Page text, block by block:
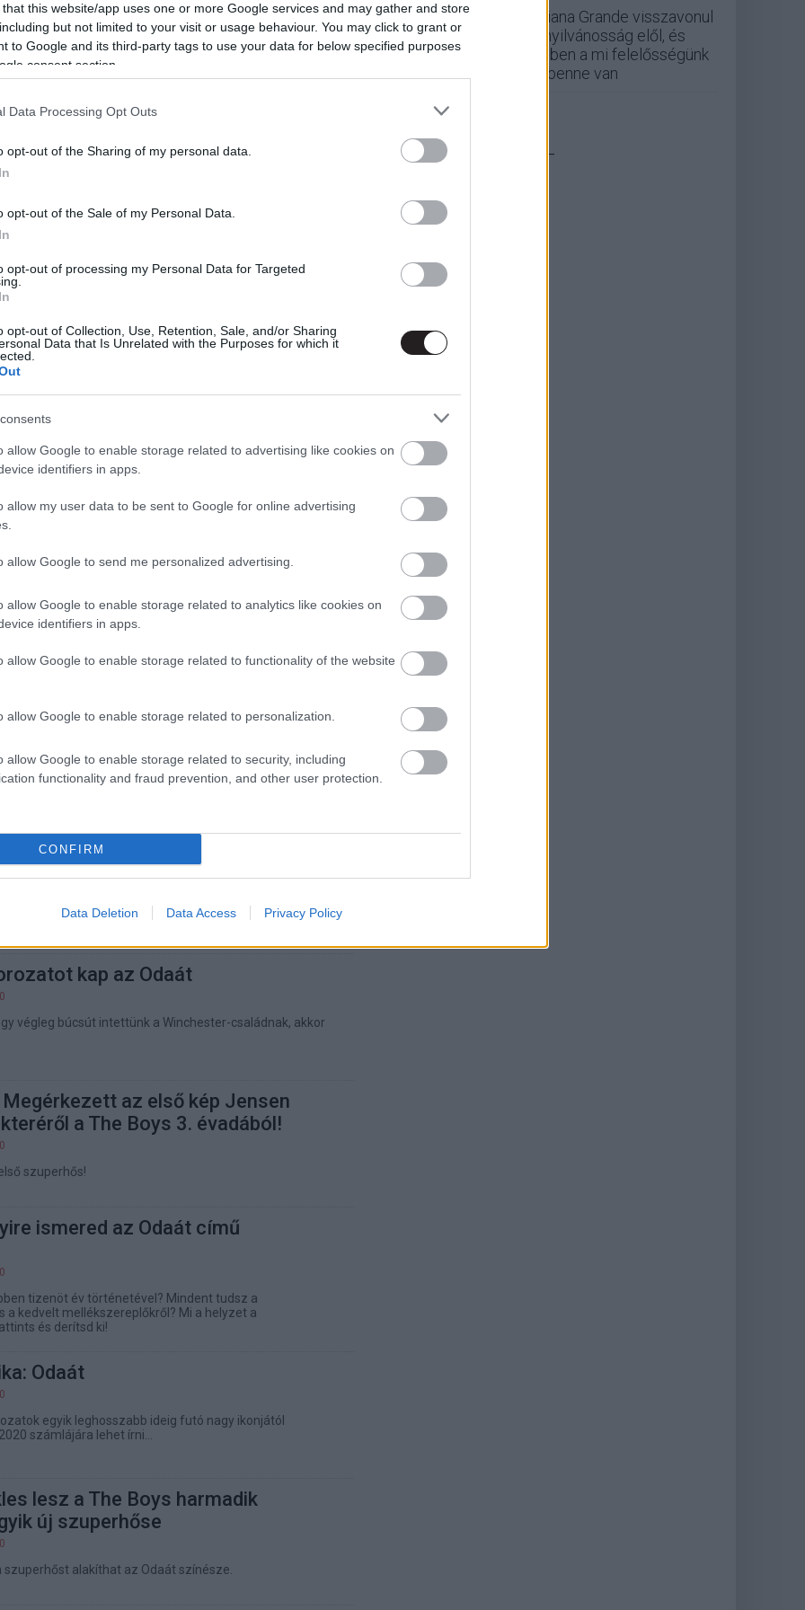
that this website/app uses one or more Google services and may gather and store
but not limited to your visit or usage behaviour. You may click to grant or
to Google and its third-party tags to use your data for below specified purposes
consent section.
Data Processing Opt Outs
opt-out of the Sharing of my personal data.
opt-out of the Sale of my Personal Data.
opt-out of processing my Personal Data for Targeted
opt-out of Collection, Use, Retention, Sale, and/or Sharing
Data that Is Unrelated with the Purposes for which it
allow Google to enable storage related to advertising like cookies on
identifiers in apps.
allow my user data to be sent to Google for online advertising
allow Google to send me personalized advertising.
allow Google to enable storage related to analytics like cookies on
identifiers in apps.
allow Google to enable storage related to functionality of the website
allow Google to enable storage related to personalization.
allow Google to enable storage related to security, including
functionality and fraud prevention, and other user protection.
CONFIRM
Data Deletion Data Access Privacy Policy
a dolgok, mint a The Boys képregényben.
bejelentkezett Batman
kell kihevernie Jared
sztárja a Warner Bros. segítségével készít egy még
jelentett projektet.
és Jared Padalecki közé ék
Odaát előzménysorozat miatt
azóta már kibékült egymással.
új részleteket árult el Soldier
is megosztott néhány gondolatot.
mozikban
sztárja a The Boys harmadik évada után a Rust című
vissza a nagyvászonra.
jutalmazták magukat a The Boys
díjjal tüntette ki az Aquaman paródia és egy polip
kap az Odaát
végleg búcsút intettünk a Winchester-családnak, akkor
Megérkezett az első kép Jensen
a The Boys 3. évadából!
szuperhős!
ismered az Odaát című
tizenöt év történetével? Mindent tudsz a
a kedvelt mellékszereplőkről? Mi a helyzet a
és derítsd ki!
Odaát
egyik leghosszabb ideig futó nagy ikonjától
számlájára lehet írni...
lesz a The Boys harmadik
új szuperhőse
szuperhőst alakíthat az Odaát színésze.
Ariana Grande visszavonul
a nyilvánosság elől, és
ebben a mi felelősségünk
is benne van